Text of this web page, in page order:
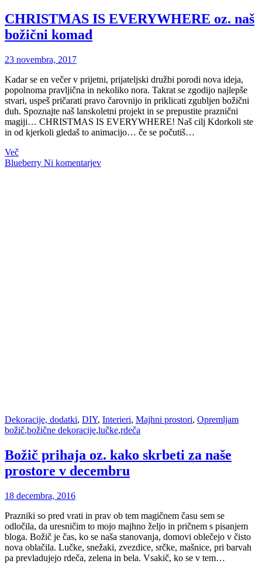
CHRISTMAS IS EVERYWHERE oz. naš
božični komad
23 novembra, 2017
Kadar se en večer v prijetni, prijateljski družbi porodi nova ideja,
popolnoma pravljična in nekoliko nora. Takrat se zgodijo najlepše
stvari, uspeš pričarati pravo čarovnijo in priklicati zgubljen božični
duh. Spoznajte naš lanskoletni projekt in se prepustite praznični
magiji… CHRISTMAS IS EVERYWHERE! Naš cilj Kdorkoli ste
in od kjerkoli gledaš to animacijo… če se počutiš…
Več
Blueberry Ni komentarjev
Dekoracije, dodatki, DIY, Interieri, Majhni prostori, Opremljam
božič,božične dekoracije,lučke,rdeča
Božič prihaja oz. kako skrbeti za naše
prostore v decembru
18 decembra, 2016
Prazniki so pred vrati in prav ob tem magičnem času sem se
odločila, da uresničim to mojo majhno željo in pričnem s pisanjem
bloga. Božič je čas, ko se naša stanovanja, domovi oblečejo v čisto
nova oblačila. Lučke, snežaki, zvezdice, srčke, mašnice, pri barvah
pa prevladujejo rdeča, zelena in bela. Vsakič, ko se v tem…